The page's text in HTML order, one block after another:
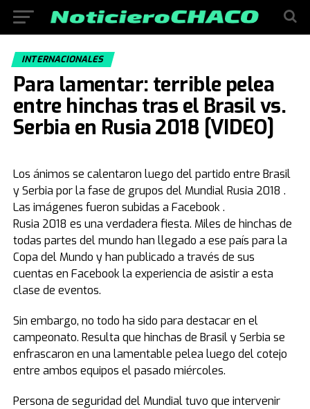
INTERNACIONALES
Para lamentar: terrible pelea
entre hinchas tras el Brasil vs.
Serbia en Rusia 2018 [VIDEO]
Los ánimos se calentaron luego del partido entre Brasil
y Serbia por la fase de grupos del Mundial Rusia 2018 .
Las imágenes fueron subidas a Facebook .
Rusia 2018 es una verdadera fiesta. Miles de hinchas de
todas partes del mundo han llegado a ese país para la
Copa del Mundo y han publicado a través de sus
cuentas en Facebook la experiencia de asistir a esta
clase de eventos.
Sin embargo, no todo ha sido para destacar en el
campeonato. Resulta que hinchas de Brasil y Serbia se
enfrascaron en una lamentable pelea luego del cotejo
entre ambos equipos el pasado miércoles.
Persona de seguridad del Mundial tuvo que intervenir